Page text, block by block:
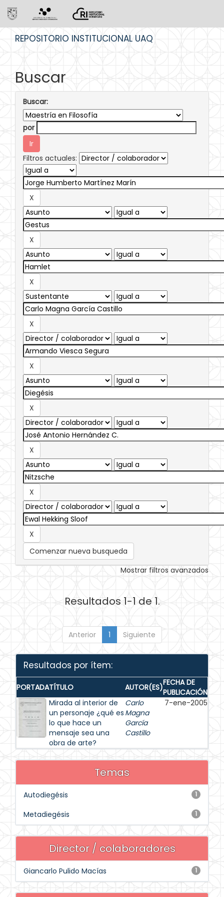
REPOSITORIO INSTITUCIONAL UAQ
Buscar
Buscar:
por
Filtros actuales:
Comenzar nueva busqueda
Mostrar filtros avanzados
Resultados 1-1 de 1.
Anterior 1 Siguiente
Resultados por ítem:
PORTADATÍTULO AUTOR(ES)FECHA DE
PUBLICACIÓN
Mirada al interior de
un personaje ¿qué es
lo que hace un
mensaje sea una
obra de arte?
Carlo
Magna
García
Castillo
7-ene-2005
Temas
1
Autodiegésis
1
Metadiegésis
Director / colaboradores
1
Giancarlo Pulido Macías